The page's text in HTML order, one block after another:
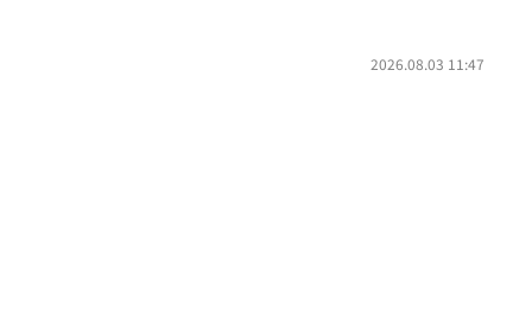
2026.08.03 11:47